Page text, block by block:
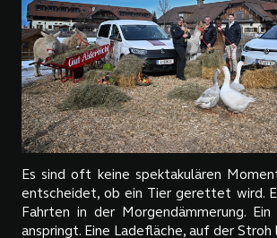
Es sind oft keine spektakulären
entscheidet, ob ein Tier gerettet wird.
Fahrten in der Morgendämmerung. Ein
anspringt. Eine Ladefläche, auf der Stroh